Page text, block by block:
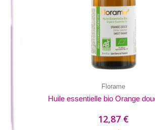
Florame
Huile essentielle bio Orange
12,87 €